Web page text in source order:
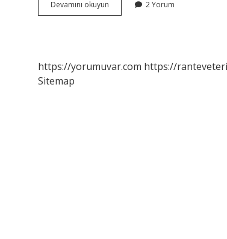
Devamını okuyun
Anlamı
2 Yorum
https://yorumuvar.com https://
Sitemap